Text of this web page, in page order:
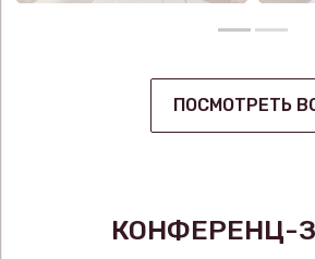
ПОСМОТРЕТЬ
КОНФЕРЕНЦ-